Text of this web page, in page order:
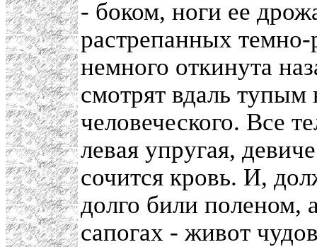
- боком, ноги ее
растрепанных
немного откинута
смотрят вдаль тупым
человеческого. Все
левая упругая,
сочится кровь. И,
долго били поленом,
сапогах - живот